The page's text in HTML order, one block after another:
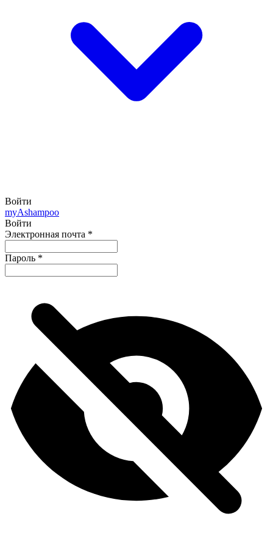
Войти
myAshampoo
Войти
Электронная почта *
Пароль *